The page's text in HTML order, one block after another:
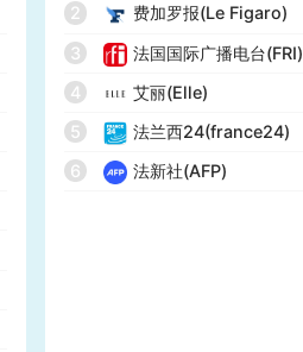
2
费加罗报(Le Figaro)
3
法国国际广播电台(FRI)
4
艾丽(Elle)
5
法兰西24(france24)
6
法新社(AFP)